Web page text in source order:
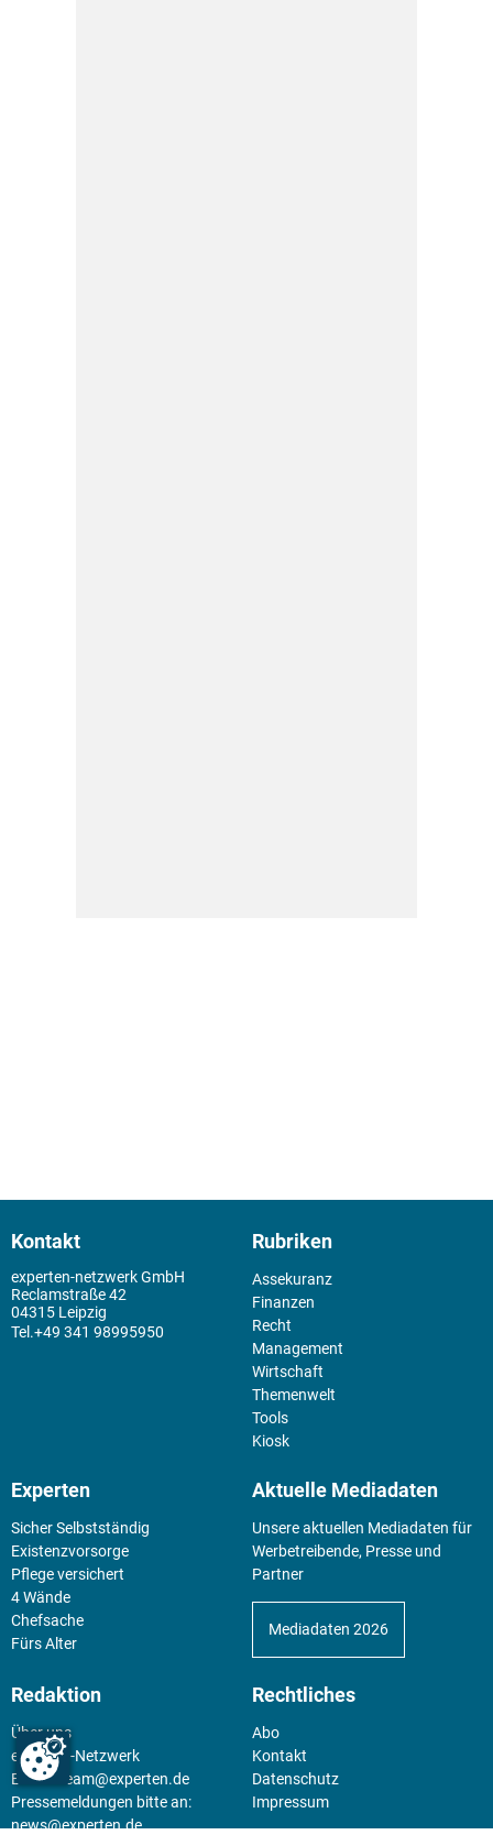
Kontakt
experten-netzwerk GmbH
Reclamstraße 42
04315 Leipzig
+49 341 98995950
Rubriken
Assekuranz
Finanzen
Recht
Management
Wirtschaft
Themenwelt
Tools
Kiosk
Experten
Sicher Selbstständig
Existenz­vorsorge
Pflege versichert
4 Wände
Chefsache
Fürs Alter
Aktuelle Mediadaten
Unsere aktuellen Mediadaten für
Werbetreibende, Presse und
Partner
Mediadaten 2026
Redaktion
Über uns
experten-Netzwerk
E-Mail:
team@experten.de
Pressemeldungen bitte an:
news@experten.de
Rechtliches
Abo
Kontakt
Datenschutz
Impressum